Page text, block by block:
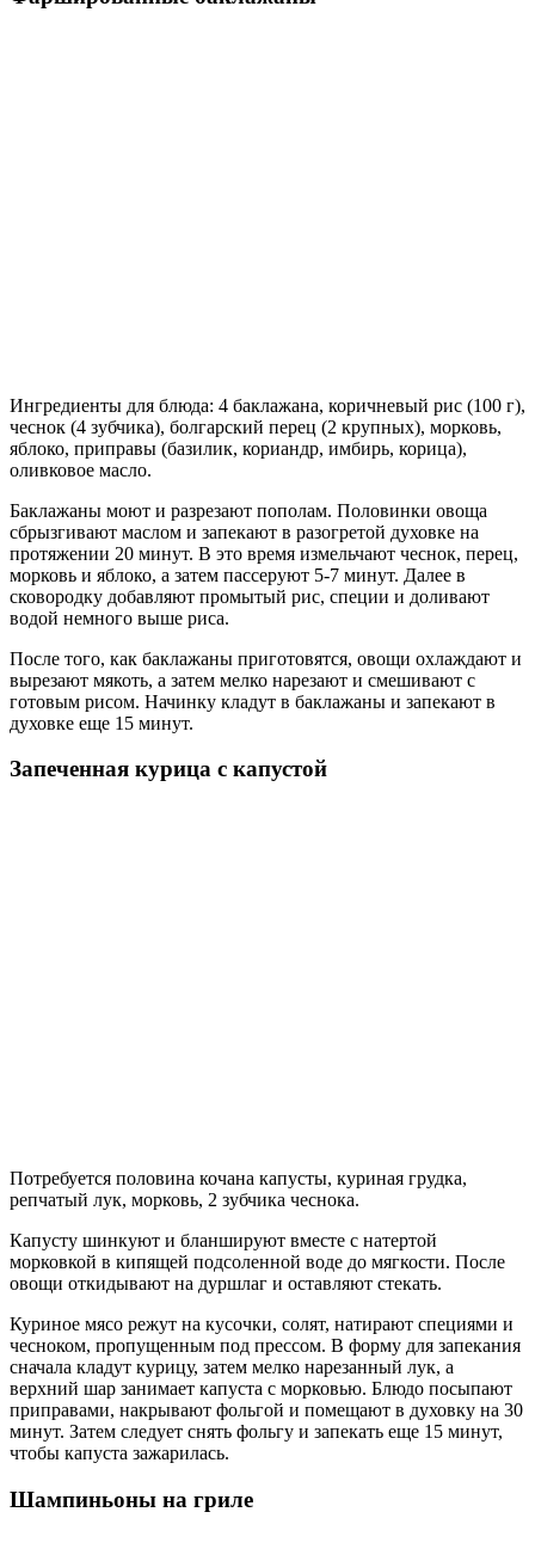
Ингредиенты для блюда: 4 баклажана, коричневый рис (100 г),
чеснок (4 зубчика), болгарский перец (2 крупных), морковь,
яблоко, приправы (базилик, кориандр, имбирь, корица),
оливковое масло.
Баклажаны моют и разрезают пополам. Половинки овоща
сбрызгивают маслом и запекают в разогретой духовке на
протяжении 20 минут. В это время измельчают чеснок, перец,
морковь и яблоко, а затем пассеруют 5-7 минут. Далее в
сковородку добавляют промытый рис, специи и доливают
водой немного выше риса.
После того, как баклажаны приготовятся, овощи охлаждают и
вырезают мякоть, а затем мелко нарезают и смешивают с
готовым рисом. Начинку кладут в баклажаны и запекают в
духовке еще 15 минут.
Запеченная курица с капустой
Потребуется половина кочана капусты, куриная грудка,
репчатый лук, морковь, 2 зубчика чеснока.
Капусту шинкуют и бланшируют вместе с натертой
морковкой в кипящей подсоленной воде до мягкости. После
овощи откидывают на дуршлаг и оставляют стекать.
Куриное мясо режут на кусочки, солят, натирают специями и
чесноком, пропущенным под прессом. В форму для запекания
сначала кладут курицу, затем мелко нарезанный лук, а
верхний шар занимает капуста с морковью. Блюдо посыпают
приправами, накрывают фольгой и помещают в духовку на 30
минут. Затем следует снять фольгу и запекать еще 15 минут,
чтобы капуста зажарилась.
Шампиньоны на гриле